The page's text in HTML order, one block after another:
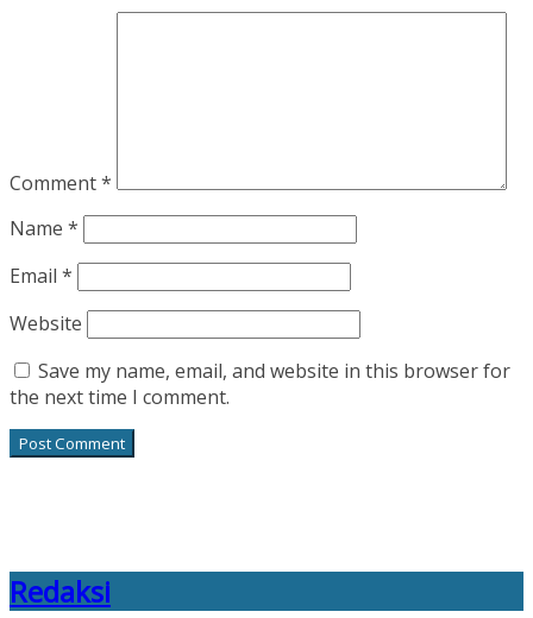
Comment*
Name *
Email *
Website
Save my name, email, and website in this browser for
the next time I comment.
Redaksi